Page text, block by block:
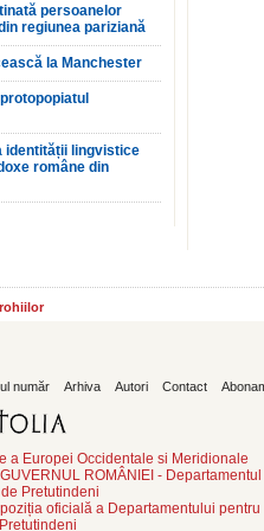
persoanelor
regiunea pariziană
la Manchester
identității lingvistice
române din
număr Arhiva Autori Contact
a Europei Occidentale si Meridionale
ROMÂNIEI - Departamentul
Pretutindeni
oficială a Departamentului pentru